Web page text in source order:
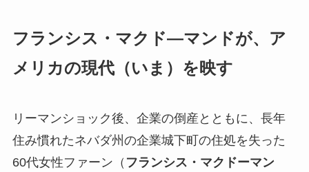
フランシス・マクド―マンドが、ア
メリカの現代（いま）を映す
リーマンショック後、企業の倒産とともに、長年
住み慣れたネバダ州の企業城下町の住処を失った
60代女性ファーン（ フランシス・マクドーマン